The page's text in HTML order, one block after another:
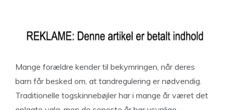
Mange forældre kender til bekymringen, når deres
barn får besked om, at tandregulering er nødvendig.
Traditionelle togskinnebøjler har i mange år været det